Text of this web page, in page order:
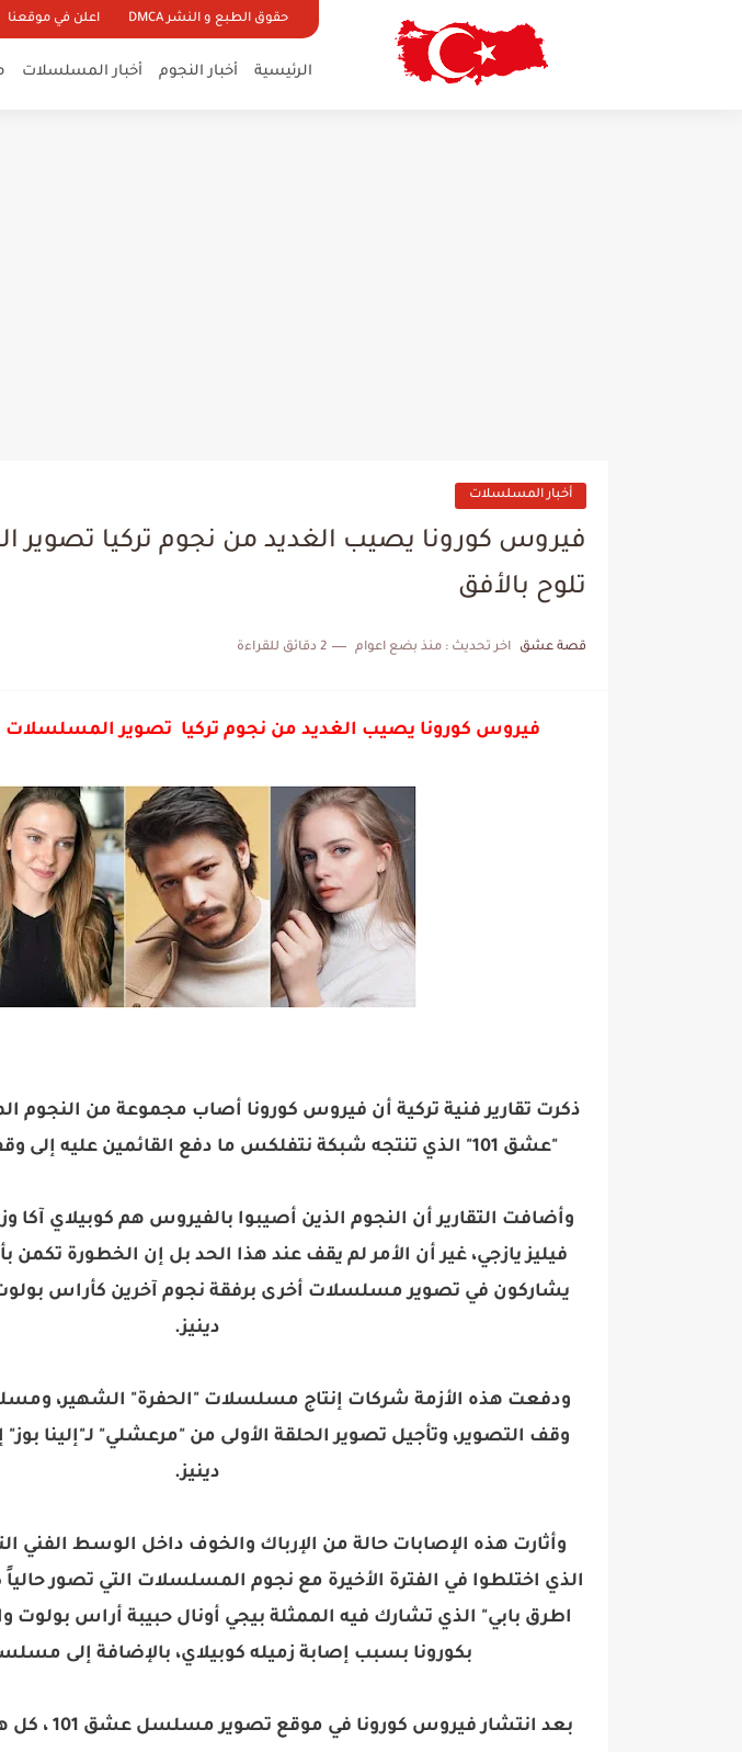
حقوق الطبع و النشر DMCA اعلن في موقعنا
الرئيسية أخبار النجوم أخبار المسلسلات
أخبار المسلسلات
فيروس كورونا يصيب الغديد من نجوم تركيا تصوير
تلوح بالأفق
قصة عشق اخر تحديث : منذ بضع اعوام 2 دقائق للقراءة
فيروس كورونا يصيب الغديد من نجوم تركيا تصوير المسلسلات
ذكرت تقارير فنية تركية أن فيروس كورونا أصاب مجموعة من
"عشق 101" الذي تنتجه شبكة نتفلكس ما دفع القائمين عليه إلى وقف التصوير مباشرة.
وأضافت التقارير أن النجوم الذين أصيبوا بالفيروس هم كوبيلاي آكا
فيليز يازجي، غير أن الأمر لم يقف عند هذا الحد بل إن الخطورة تكمن
يشاركون في تصوير مسلسلات أخرى برفقة نجوم آخرين كأراس بولوت
دينيز.
ودفعت هذه الأزمة شركات إنتاج مسلسلات "الحفرة" الشهير،
وقف التصوير، وتأجيل تصوير الحلقة الأولى من "مرعشلي" لـ"إلينا بوز"
دينيز.
وأثارت هذه الإصابات حالة من الإرباك والخوف داخل الوسط الفني
الذي اختلطوا في الفترة الأخيرة مع نجوم المسلسلات التي تصور حالياً
اطرق بابي" الذي تشارك فيه الممثلة بيجي أونال حبيبة أراس
بكورونا بسبب إصابة زميله كوبيلاي، بالإضافة إلى
بعد انتشار